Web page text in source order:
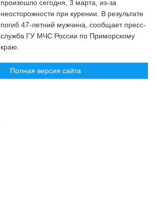
произошло сегодня, 3 марта, из-за
неосторожности при курении. В результате
погиб 47-летний мужчина, сообщает пресс-
служба ГУ МЧС России по Приморскому
краю.
Полная версия сайта